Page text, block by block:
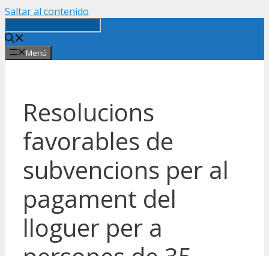
Saltar al contenido
Menú
Resolucions
favorables de
subvencions per al
pagament del
lloguer per a